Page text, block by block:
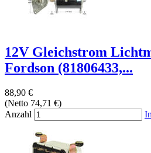
12V Gleichstrom
Fordson (81806433,...
88,90 €
(Netto 74,71 €)
Anzahl